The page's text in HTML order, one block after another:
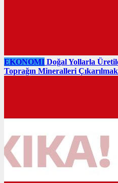
EKONOMI Doğal Yollarla
Toprağın Mineralleri